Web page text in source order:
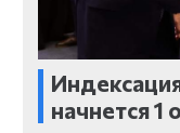
начнется 1